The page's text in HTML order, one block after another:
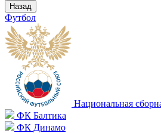
Назад
Футбол
Национальная
ФК Балтика
ФК Динамо